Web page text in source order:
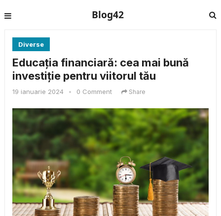
Blog42
Diverse
Educația financiară: cea mai bună
investiție pentru viitorul tău
19 ianuarie 2024 • 0 Comment Share